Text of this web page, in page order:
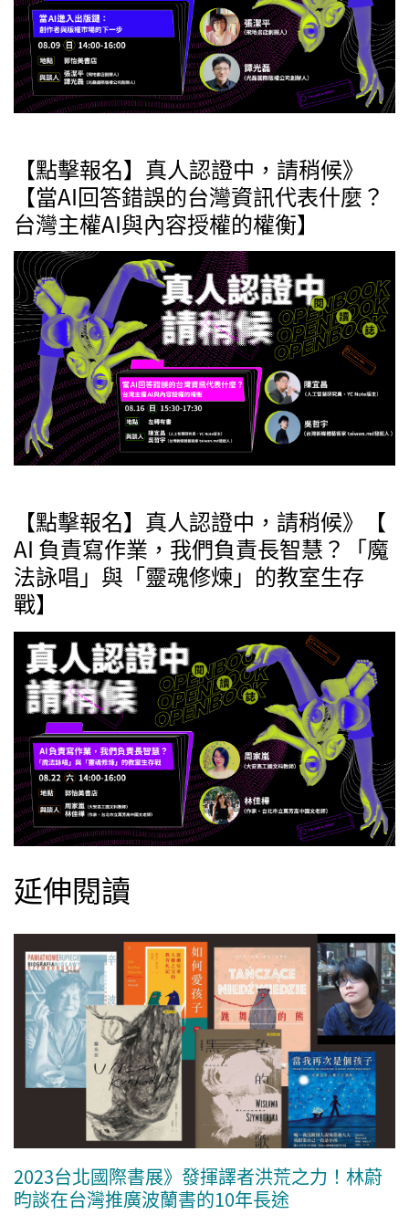
【點擊報名】真人認證中，請稍候》
【當AI回答錯誤的台灣資訊代表什麼？
台灣主權AI與內容授權的權衡】
【點擊報名】真人認證中，請稍候》【
AI 負責寫作業，我們負責長智慧？「魔
法詠唱」與「靈魂修煉」的教室生存
戰】
延伸閱讀
2023台北國際書展》發揮譯者洪荒之力！林蔚
昀談在台灣推廣波蘭書的10年長途